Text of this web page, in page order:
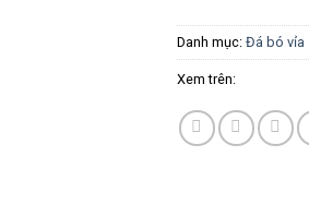
Danh mục: Đá bó vỉa
Xem trên: